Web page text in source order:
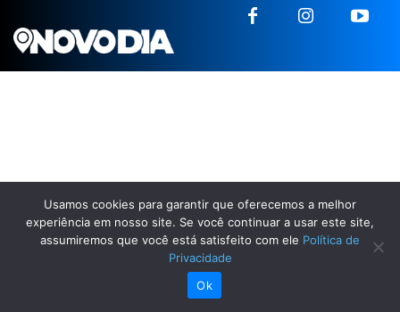
Usamos cookies para garantir que oferecemos a melhor
experiência em nosso site. Se você continuar a usar este site,
assumiremos que você está satisfeito com ele Política de
Privacidade
Ok